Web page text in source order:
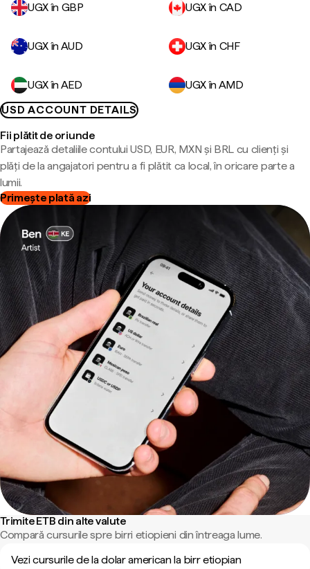
UGX în GBP UGX în CAD
UGX în AUD UGX în CHF
UGX în AED
UGX în AMD
USD ACCOUNT DETAILS
Fii plătit de oriunde
Partajează detaliile contului USD, EUR, MXN și BRL cu clienți și
plăți de la angajatori pentru a fi plătit ca local, în oricare parte a
lumii.
Primește plată azi
Trimite ETB din alte valute
Compară cursurile spre birri etiopieni din întreaga lume.
Vezi cursurile de la dolar american la birr etiopian